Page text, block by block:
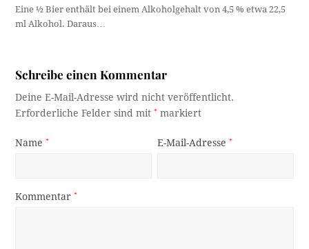
Eine ½ Bier enthält bei einem Alkoholgehalt von 4,5 % etwa 22,5
ml Alkohol. Daraus…
Schreibe einen Kommentar
Deine E-Mail-Adresse wird nicht veröffentlicht.
Erforderliche Felder sind mit* markiert
Name* E-Mail-Adresse*
Kommentar*